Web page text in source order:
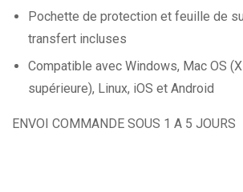
Pochette de protection et feuille de
transfert incluses
Compatible avec Windows, Mac OS
supérieure), Linux, iOS et Android
ENVOI COMMANDE SOUS 1 A 5 JOURS